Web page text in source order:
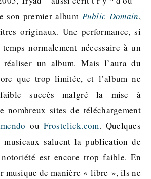
premier album Public Domain,
originaux. Une performance, si
normalement nécessaire à un
réaliser un album. Mais l’aura du
que trop limitée, et l’album ne
succès malgré la mise à
nombreux sites de téléchargement
ouFrostclick.com. Quelques
musicaux saluent la publication de
est encore trop faible. En
musique de manière « libre », ils ne